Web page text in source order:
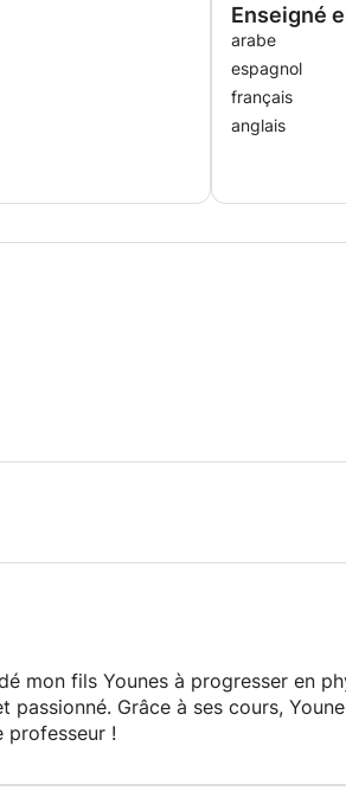
Enseigné
arabe
espagnol
français
anglais
mon fils Younes à progresser en
passionné. Grâce à ses cours,
professeur !